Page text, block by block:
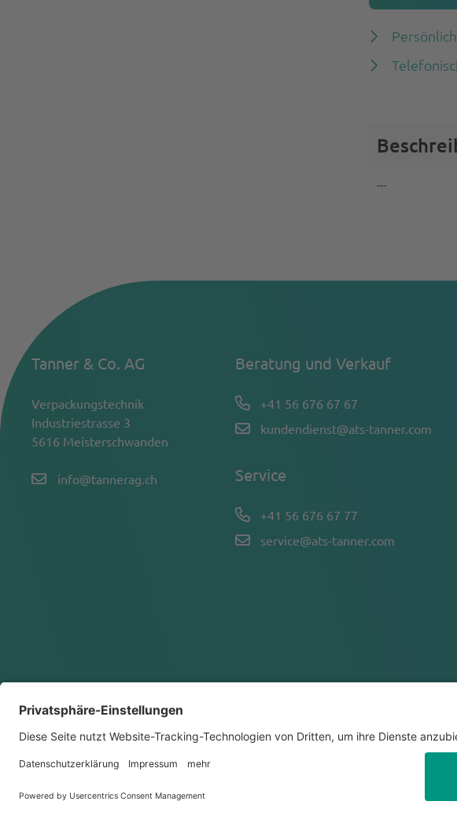
---
Tanner & Co. AG
Verpackungstechnik
Industriestrasse 3
5616 Meisterschwanden
info@tannerag.ch
Beratung und Verkauf
+41 56 676 67 67
kundendienst@ats-tanner.com
Service
+41 56 676 67 77
service@ats-tanner.com